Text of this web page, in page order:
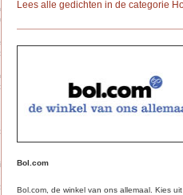
Lees alle gedichten in de categorie
Bol.com
Bol.com, de winkel van ons allemaal. Kies